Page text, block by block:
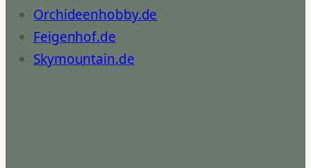
Orchideenhobby.de
Feigenhof.de
Skymountain.de